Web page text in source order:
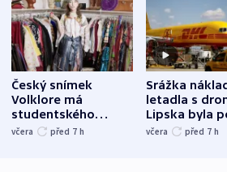
Český snímek
Volklore má
studentského
Oscara, zabojuje o
včera před 7 h
Srážka
letadla s
Lipska byla
německého
včera před 7 h